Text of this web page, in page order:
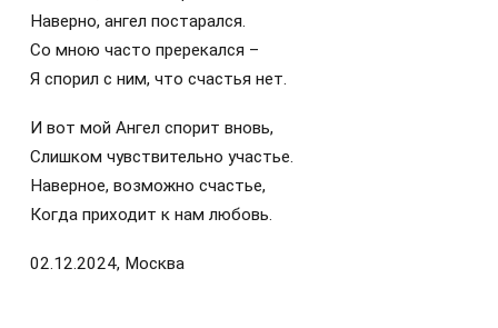
Наверно, ангел постарался.
Со мною часто пререкался –
Я спорил с ним, что счастья нет.
И вот мой Ангел спорит вновь,
Слишком чувствительно участье.
Наверное, возможно счастье,
Когда приходит к нам любовь.
02.12.2024, Москва